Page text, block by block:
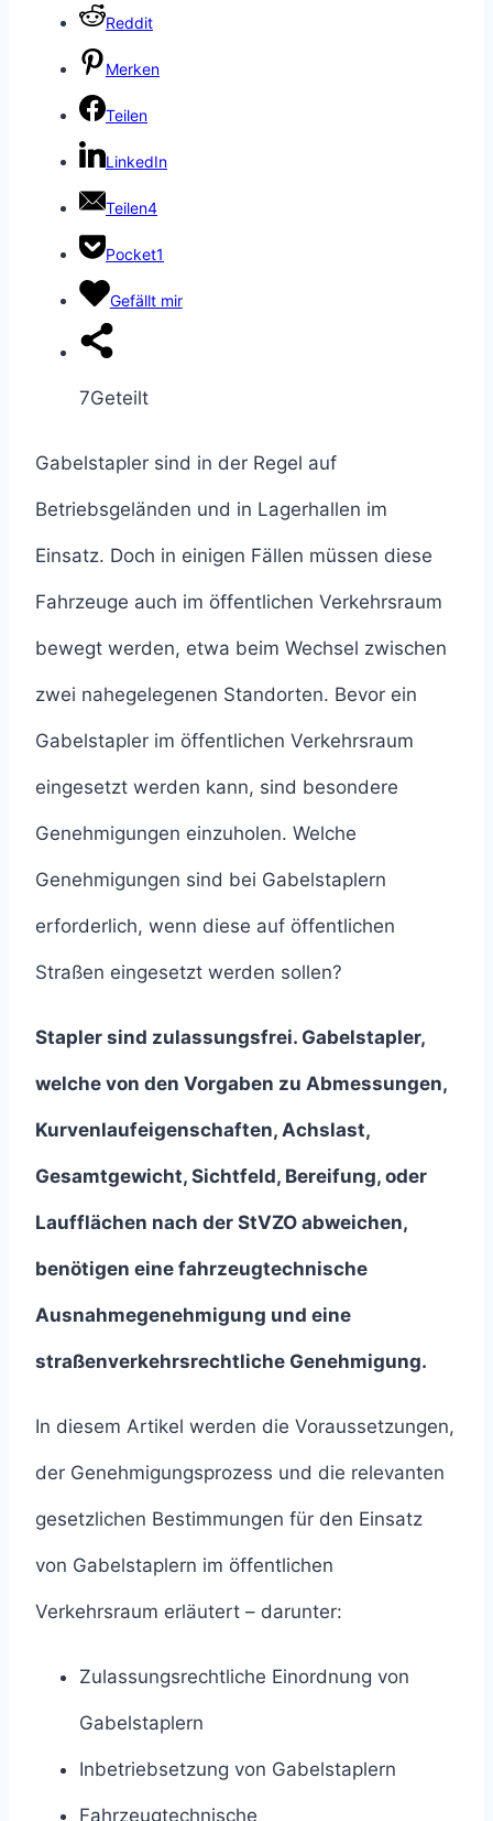
Reddit
Merken
Teilen
LinkedIn
Teilen4
Pocket1
Gefällt mir
7Geteilt
Gabelstapler sind in der Regel auf
Betriebsgeländen und in Lagerhallen im
Einsatz. Doch in einigen Fällen müssen diese
Fahrzeuge auch im öffentlichen Verkehrsraum
bewegt werden, etwa beim Wechsel zwischen
zwei nahegelegenen Standorten. Bevor ein
Gabelstapler im öffentlichen Verkehrsraum
eingesetzt werden kann, sind besondere
Genehmigungen einzuholen. Welche
Genehmigungen sind bei Gabelstaplern
erforderlich, wenn diese auf öffentlichen
Straßen eingesetzt werden sollen?
Stapler sind zulassungsfrei. Gabelstapler,
welche von den Vorgaben zu Abmessungen,
Kurvenlaufeigenschaften, Achslast,
Gesamtgewicht, Sichtfeld, Bereifung, oder
Laufflächen nach der StVZO abweichen,
benötigen eine fahrzeugtechnische
Ausnahmegenehmigung und eine
straßenverkehrsrechtliche Genehmigung.
In diesem Artikel werden die Voraussetzungen,
der Genehmigungsprozess und die relevanten
gesetzlichen Bestimmungen für den Einsatz
von Gabelstaplern im öffentlichen
Verkehrsraum erläutert – darunter:
Zulassungsrechtliche Einordnung von
Gabelstaplern
Inbetriebsetzung von Gabelstaplern
Fahrzeugtechnische